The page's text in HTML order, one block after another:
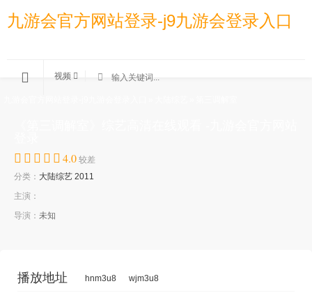
九游会官方网站登录-j9九游会登录入口
视频
4.0 较差
分类： 大陆综艺 2011
主演：
导演： 未知
播放地址 hnm3u8 wjm3u8